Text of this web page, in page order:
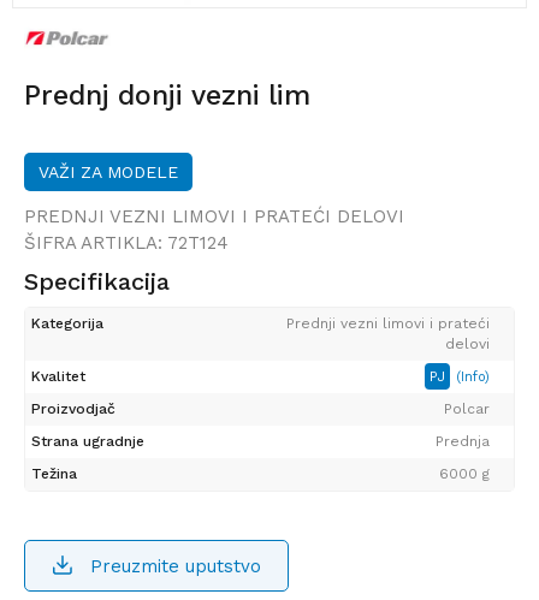
Prednj donji vezni lim
VAŽI ZA MODELE
PREDNJI VEZNI LIMOVI I PRATEĆI DELOVI
ŠIFRA ARTIKLA: 72T124
Specifikacija
Kategorija
Prednji vezni limovi i prateći
delovi
Kvalitet
PJ (Info)
Proizvodjač
Polcar
Strana ugradnje
Prednja
Težina
6000 g
Preuzmite uputstvo